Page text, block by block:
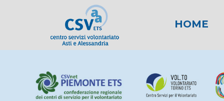
HOME
News